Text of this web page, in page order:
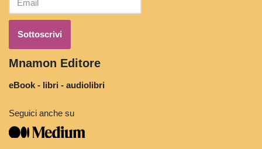
Mnamon Editore
eBook - libri - audiolibri
Seguici anche su